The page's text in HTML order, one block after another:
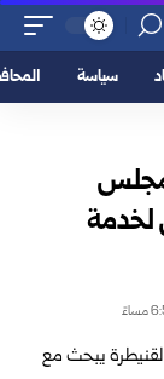
سياسة
مجلس
لخدمة